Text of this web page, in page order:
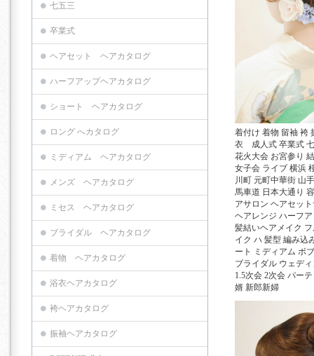
着付け 着物 留袖 袴
衣 成人式 卒業式
花火大会 お宮参り
女子会 ライブ 横浜
川町 元町中華街 山
馬車道 日本大通り
アサロン ヘアセッ
ヘアレンジ ハーフ
髪結いヘアメイク
イク ハ 髪型 編み込
ート ミディアム ボ
ブライダル ウェデ
1.5次会 2次会 パー
婿 新郎新婦
七五三
卒業式
ヘアセット ヘアカタログ
ハーフアップヘアカタログ
ショート ヘアカタログ
ロング へカタログ
ミディアム ヘアカタログ
メンズ ヘアカタログ
ミセス ヘアカタログ
ブライダル ヘアカタログ
着物 ヘアカタログ
浴衣ヘアカタログ
袴ヘアカタログ
振袖ヘアカタログ